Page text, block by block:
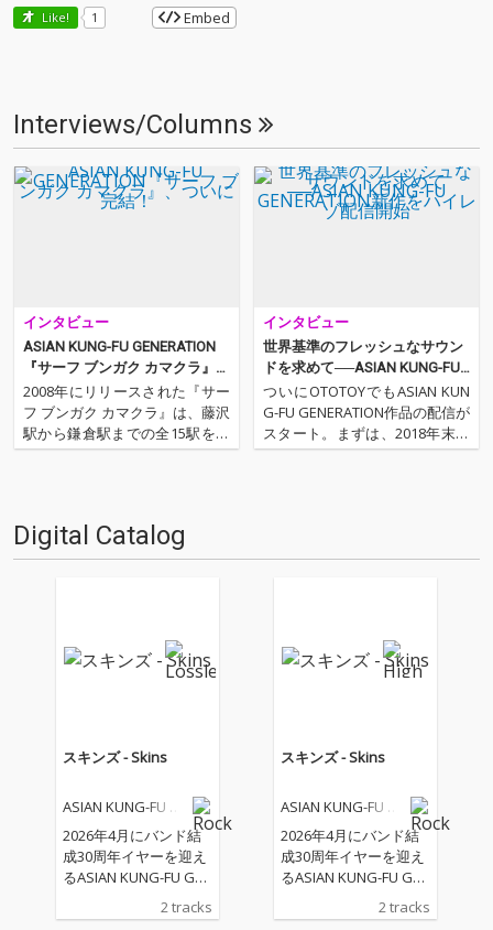
Like! 1 Embed
Interviews/Columns
インタビュー
ASIAN KUNG-FU GENERATION
『サーフ ブンガク カマクラ』、
ついに完結！
2008年にリリースされた『サー
フ ブンガク カマクラ』は、藤沢
駅から鎌倉駅までの全15駅を通
過する、通称“江ノ電”の駅名を
が収録されていたが、その全て
を再録した音源と…
インタビュー
世界基準のフレッシュなサウン
ドを求めて──ASIAN KUNG-FU
GENERATION新作をハイレゾ配
信開始
ついにOTOTOYでもASIAN KUN
G-FU GENERATION作品の配信が
スタート。まずは、2018年末に
リリースされた、目下の最新作
Digital Catalog
スキンズ - Skins
ASIAN KUNG-FU GE
2026年4月にバンド結
成30周年イヤーを迎え
るASIAN KUNG-FU GEN
ERATION。 30周年イヤ
ーをスタートさせる有
2 tracks
スキンズ - Skins
ASIAN KUNG-FU GE
2026年4月にバンド結
成30周年イヤーを迎え
るASIAN KUNG-FU GEN
ERATION。 30周年イヤ
ーをスタートさせる有
2 tracks